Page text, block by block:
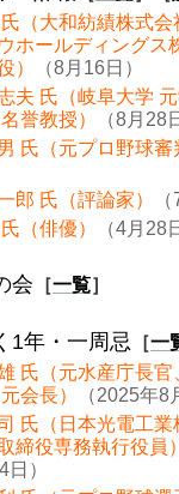
（大和紡績株式会
ホールディングス
）
（8月16日）
夫 氏（岐阜大学
誉教授）
（8月28
氏（元プロ野球審
郎 氏（評論家）
（俳優）
（4月28
会 ［一覧］
1年・一周忌 ［一
氏（元水産庁長官
会長）
（2025年8
氏（日本光電工業
締役専務執行役員）
）